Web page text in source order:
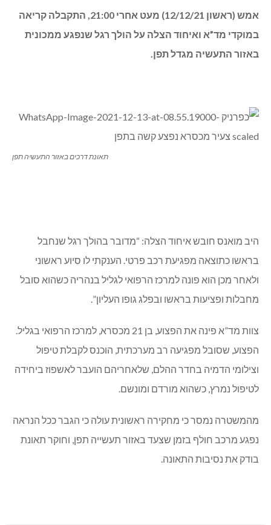
אמש (ראשון 12/12/21) מעט אחרי 21:00, התקבלה קריאה
במוקדי מד”א ואיחוד הצלה על הולך רגל שנפגע ממכונית
באזור התעשיה מגדל תפן.
תאונת דרכים באזור התעשיה תפן
היב מואנס חובש איחוד הצלה: “מדובר בהולך רגל שנחבל
בראשו כתוצאה מפגיעת רכב פרטי. הענקתי לו סיוע ראשוני
ולאחר מכן הוא פונה למרכז הרפואי לגליל בנהריה כשהוא סובל
מחבלות ופציעות בראשו ובפלג גופו העליון”.
צוות מד”א פינה את הפצוע, בן 21 מכסרא, למרכז הרפואי בגליל.
הפצוע, שסובל מפגיעה רב מערכתית, הוכנס לקבלת טיפול
וצילומי הדמיה בחדר ההלם, שלאחריהם הועבר לאשפוז ביחידה
לטיפול נמרץ, כשהוא מורדם ומונשם.
מהמשטרה נמסר כי מחקירה ראשונית עולה כי הגבר ככל הנראה
נפגע מרכב חולף בזמן שצעד באזור תעשייה תפן, וחוקר תאונת
בודק את נסיבות התאונה.